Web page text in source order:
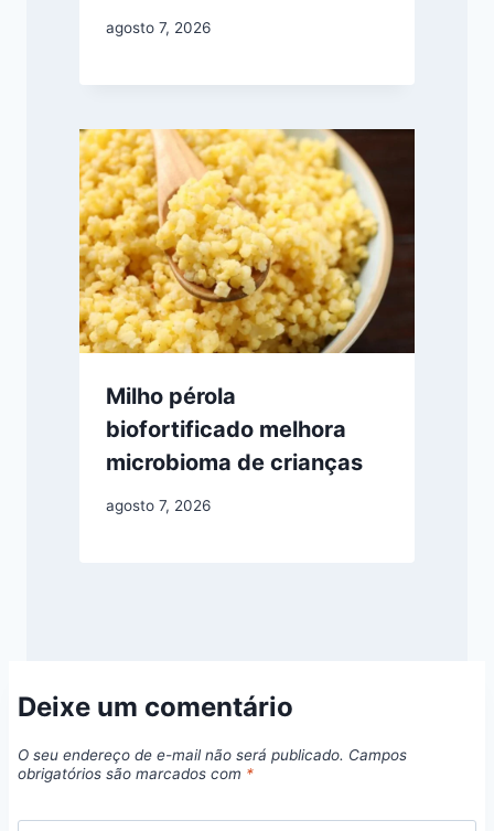
agosto 7, 2026
Milho pérola
biofortificado melhora
microbioma de crianças
agosto 7, 2026
Deixe um comentário
O seu endereço de e-mail não será publicado. Campos
obrigatórios são marcados com *